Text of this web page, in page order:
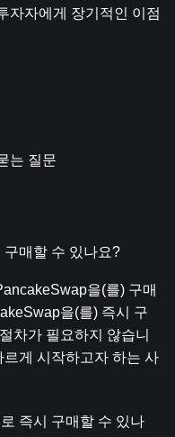
자자에게 장기적인 이점
는 질문
매할 수 있나요?
을(를) 구매
을(를) 즉시 구
차가 필요하지 않습니
게 시작하고자 하는 사
즉시 구매할 수 있나